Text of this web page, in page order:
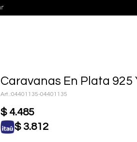
Caravanas En Plata 925
04401135-04401135
$ 4.485
$ 3.812